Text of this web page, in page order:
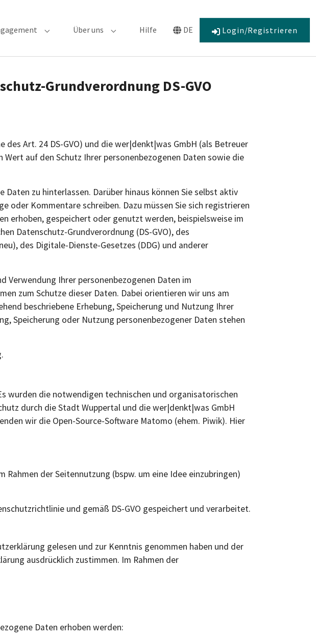
"Beteiligung"Submenu for "Engagement"
Über uns Submenu for "Über uns"
Hilfe DE
Submenu for "Language"
Login/Registrieren
Grundverordnung DS-GVO
Art. 24 DS-GVO) und die wer|denkt|was GmbH (als Betreuer
Wert auf den Schutz Ihrer personenbezogenen Daten sowie die
zu hinterlassen. Darüber hinaus können Sie selbst aktiv
oder Kommentare schreiben. Dazu müssen Sie sich registrieren
erhoben, gespeichert oder genutzt werden, beispielsweise im
Datenschutz-Grundverordnung (DS-GVO), des
des Digitale-Dienste-Gesetzes (DDG) und anderer
Verwendung Ihrer personenbezogenen Daten im
zum Schutze dieser Daten. Dabei orientieren wir uns am
beschriebene Erhebung, Speicherung und Nutzung Ihrer
Speicherung oder Nutzung personenbezogener Daten stehen
wurden die notwendigen technischen und organisatorischen
durch die Stadt Wuppertal und die wer|denkt|was GmbH
wir die Open-Source-Software Matomo (ehem. Piwik). Hier
der Seitennutzung (bspw. um eine Idee einzubringen)
und gemäß DS-GVO gespeichert und verarbeitet.
gelesen und zur Kenntnis genommen haben und der
ausdrücklich zustimmen. Im Rahmen der
Daten erhoben werden: